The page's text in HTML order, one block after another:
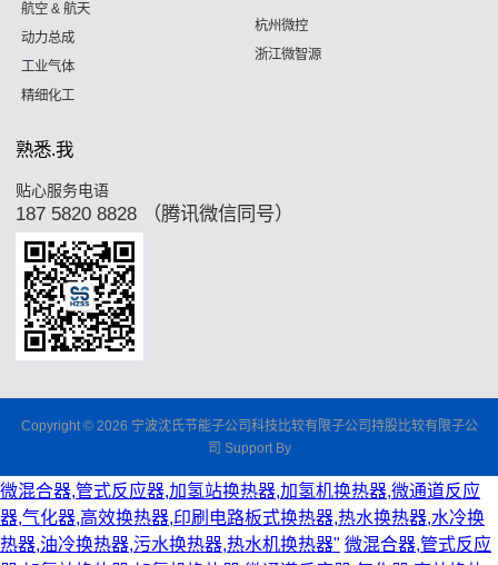
航空 & 航天
动力总成
工业气体
精细化工
杭州微控
浙江微智源
熟悉.我
贴心服务电语
187 5820 8828 （腾讯微信同号）
Copyright © 2026 宁波沈氏节能子公司科技比较有限子公司持股比较有限子公
司 Support By
微混合器,管式反应器,加氢站换热器,加氢机换热器,微通道反应
器,气化器,高效换热器,印刷电路板式换热器,热水换热器,水冷换
热器,油冷换热器,污水换热器,热水机换热器" 微混合器,管式反应